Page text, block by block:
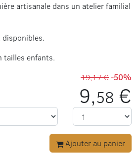
artisanale dans un atelier familial
tailles enfants.
19,17 €-50%
9,58 €
Ajouter au panier